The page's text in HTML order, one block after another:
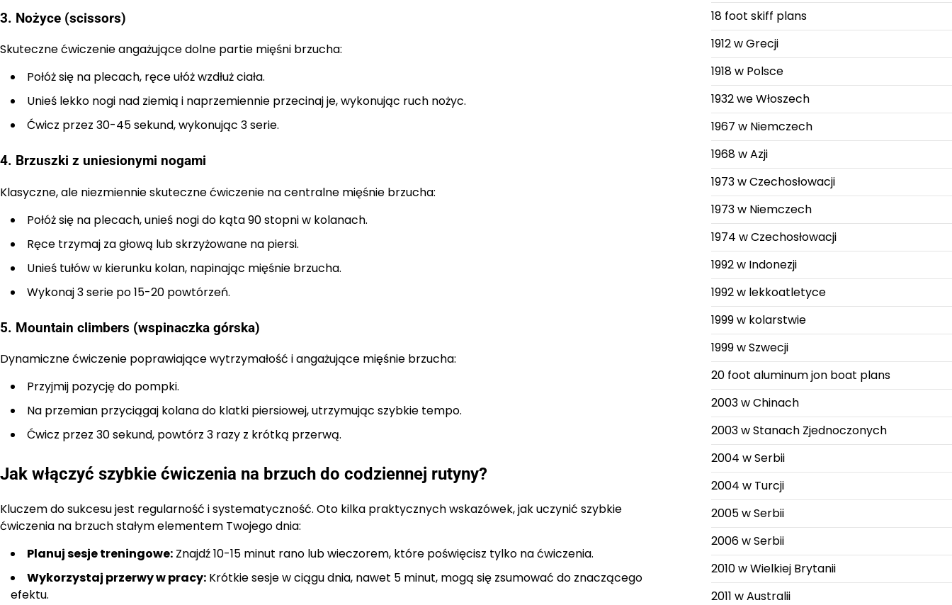
3. Nożyce (scissors)
Skuteczne ćwiczenie angażujące dolne partie mięśni brzucha:
Połóż się na plecach, ręce ułóż wzdłuż ciała.
Unieś lekko nogi nad ziemią i naprzemiennie przecinaj je, wykonując ruch nożyc.
Ćwicz przez 30-45 sekund, wykonując 3 serie.
4. Brzuszki z uniesionymi nogami
Klasyczne, ale niezmiennie skuteczne ćwiczenie na centralne mięśnie brzucha:
Połóż się na plecach, unieś nogi do kąta 90 stopni w kolanach.
Ręce trzymaj za głową lub skrzyżowane na piersi.
Unieś tułów w kierunku kolan, napinając mięśnie brzucha.
Wykonaj 3 serie po 15-20 powtórzeń.
5. Mountain climbers (wspinaczka górska)
Dynamiczne ćwiczenie poprawiające wytrzymałość i angażujące mięśnie brzucha:
Przyjmij pozycję do pompki.
Na przemian przyciągaj kolana do klatki piersiowej, utrzymując szybkie tempo.
Ćwicz przez 30 sekund, powtórz 3 razy z krótką przerwą.
Jak włączyć szybkie ćwiczenia na brzuch do codziennej rutyny?
Kluczem do sukcesu jest regularność i systematyczność. Oto kilka praktycznych wskazówek, jak uczynić szybkie
ćwiczenia na brzuch stałym elementem Twojego dnia:
Planuj sesje treningowe: Znajdź 10-15 minut rano lub wieczorem, które poświęcisz tylko na ćwiczenia.
Wykorzystaj przerwy w pracy: Krótkie sesje w ciągu dnia, nawet 5 minut, mogą się zsumować do znaczącego
efektu.
18 foot skiff plans
1912 w Grecji
1918 w Polsce
1932 we Włoszech
1967 w Niemczech
1968 w Azji
1973 w Czechosłowacji
1973 w Niemczech
1974 w Czechosłowacji
1992 w Indonezji
1992 w lekkoatletyce
1999 w kolarstwie
1999 w Szwecji
20 foot aluminum jon boat plans
2003 w Chinach
2003 w Stanach Zjednoczonych
2004 w Serbii
2004 w Turcji
2005 w Serbii
2006 w Serbii
2010 w Wielkiej Brytanii
2011 w Australii